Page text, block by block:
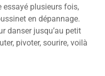
essayé plusieurs fois,
en dépannage.
danser jusqu’au petit
pivoter, sourire, voilà